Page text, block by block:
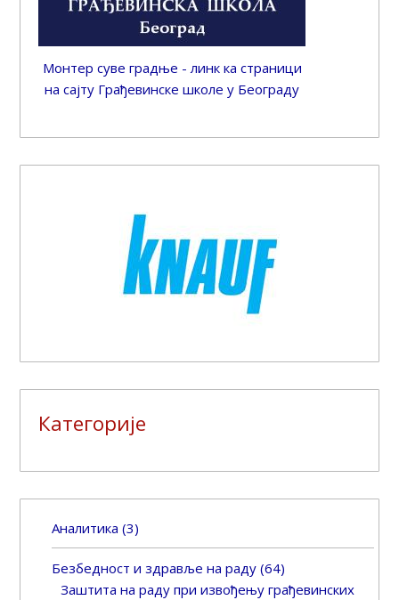
Монтер суве градње - линк ка страници
на сајту Грађевинске школе у Београду
Категорије
Аналитика (3)
Безбедност и здравље на раду (64)
Заштита на раду при извођењу грађевинских